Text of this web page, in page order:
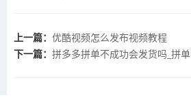
上一篇： ​优酷视频怎么发布视频教程
下一篇： 拼多多拼单不成功会发货吗_拼